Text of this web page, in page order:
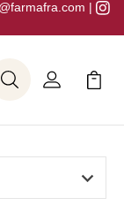
|
BuscarMi Cuenta
Mi